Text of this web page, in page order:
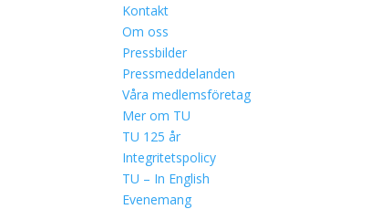
Kontakt
Om oss
Pressbilder
Pressmeddelanden
Våra medlemsföretag
Mer om TU
TU 125 år
Integritetspolicy
TU – In English
Evenemang